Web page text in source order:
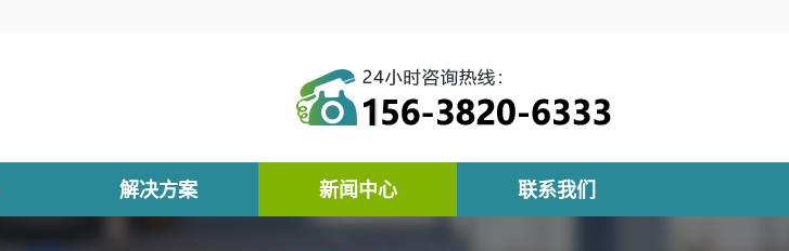
解决方案 新闻中心 联系我们